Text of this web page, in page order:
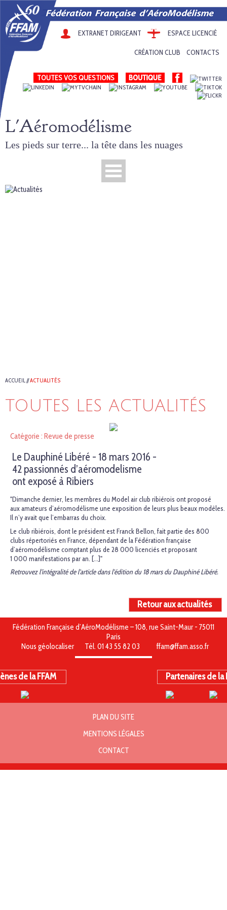
EXTRANET DIRIGEANT ESPACE LICENCIÉ
CRÉATION CLUB CONTACTS
TOUTES VOS QUESTIONS
L'Aéromodélisme
Les pieds sur terre... la tête dans les nuages
ACCUEIL//ACTUALITÉS
TOUTES LES ACTUALITÉS
Catégorie : Revue de presse
Le Dauphiné Libéré - 18 mars 2016 -
42 passionnés d’aéromodelisme
ont exposé à Ribiers
"Dimanche dernier, les membres du Model air club ribiérois ont proposé
aux amateurs d’aéromodé­lisme une exposition de leurs plus beaux modèles.
Il n’y avait que l’embarras du choix.
Le club ribiérois, dont le président est Franck Bellon, fait partie des 800
clubs répertoriés en France, dépendant de la Fédération française
d’aéromodélisme comptant plus de 28 000 licenciés et proposant
1 000 manifestations par an. [...]"
Retrouvez l'intégralité de l'article dans l'édition du 18 mars du Dauphiné Libéré.
Retour aux actualités
Fédération Française d’AéroModélisme – 108, rue Saint-Maur - 75011
Paris
Nous géolocaliser
Tél. 01 43 55 82 03 ffam@ffam.asso.fr
de la FFAM Partenaires de la
PLAN DU SITE
MENTIONS LÉGALES
CONTACT